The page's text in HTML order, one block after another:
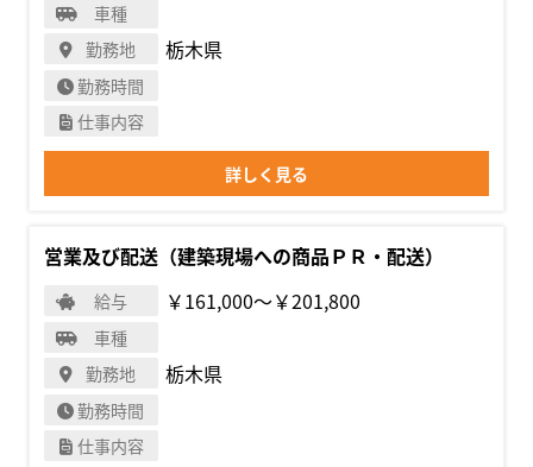
車種
勤務地
栃木県
勤務時間
仕事内容
詳しく見る
営業及び配送（建築現場への商品ＰＲ・配送）
給与 ￥161,000〜￥201,800
車種
勤務地
栃木県
勤務時間
仕事内容